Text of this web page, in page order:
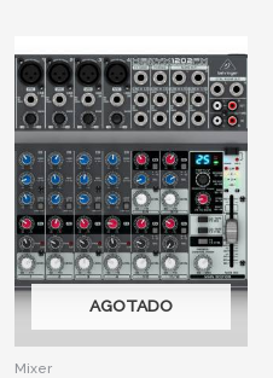
AGOTADO
Mixer